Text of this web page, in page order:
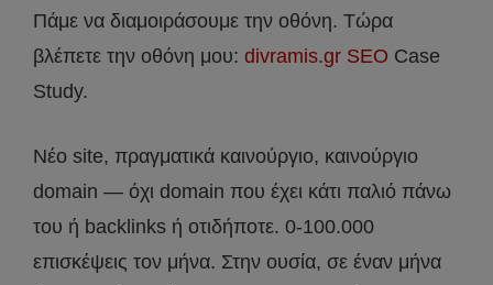
Πάμε να διαμοιράσουμε την οθόνη. Τώρα
βλέπετε την οθόνη μου: divramis.gr SEO Case
Study.
Νέο site, πραγματικά καινούργιο, καινούργιο
domain — όχι domain που έχει κάτι παλιό πάνω
του ή backlinks ή οτιδήποτε. 0-100.000
επισκέψεις τον μήνα. Στην ουσία, σε έναν μήνα